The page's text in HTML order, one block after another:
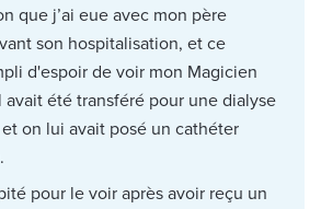
que j’ai eue avec mon père
son hospitalisation, et ce
d'espoir de voir mon Magicien
avait été transféré pour une dialyse
on lui avait posé un cathéter
pour le voir après avoir reçu un